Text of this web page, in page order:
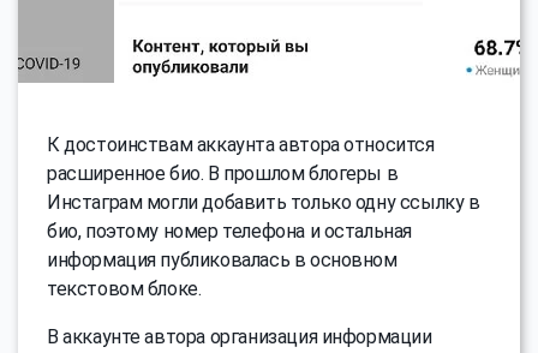
К достоинствам аккаунта автора относится
расширенное био. В прошлом блогеры в
Инстаграм могли добавить только одну ссылку в
био, поэтому номер телефона и остальная
информация публиковалась в основном
текстовом блоке.
В аккаунте автора организация информации